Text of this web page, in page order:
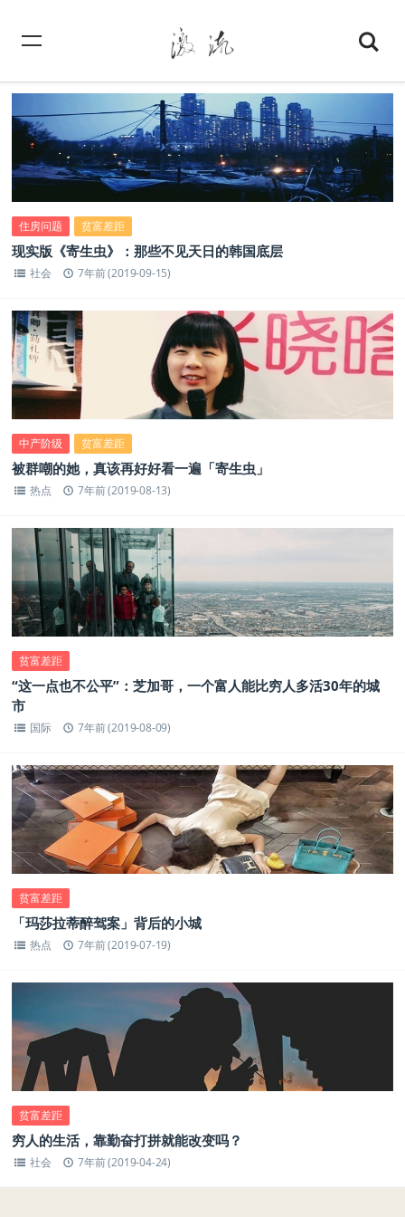
住房问题 贫富差距
现实版《寄生虫》：那些不见天日的韩国底层
社会 7年前 (2019-09-15)
中产阶级 贫富差距
被群嘲的她，真该再好好看一遍「寄生虫」
热点 7年前 (2019-08-13)
贫富差距
“这一点也不公平”：芝加哥，一个富人能比穷人多活30年的城
市
国际 7年前 (2019-08-09)
贫富差距
「玛莎拉蒂醉驾案」背后的小城
热点 7年前 (2019-07-19)
贫富差距
穷人的生活，靠勤奋打拼就能改变吗？
社会 7年前 (2019-04-24)